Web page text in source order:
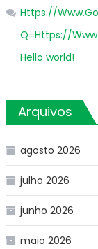
Https://
Q=Https://
Hello world!
Arquivos
agosto 2026
julho 2026
junho 2026
maio 2026